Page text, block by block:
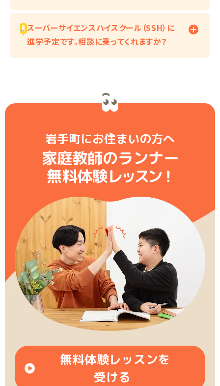
スーパーサイエンスハイスクール（SSH）に
進学予定です。相談に乗ってくれますか？
岩手町にお住まいの方へ
家庭教師のランナー
無料体験レッスン！
無料体験レッスンを
受ける